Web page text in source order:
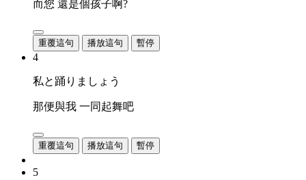
而您 還是個孩子啊?
重覆這句 播放這句 暫停
4
私と踊りましょう
那便與我 一同起舞吧
重覆這句 播放這句 暫停
5